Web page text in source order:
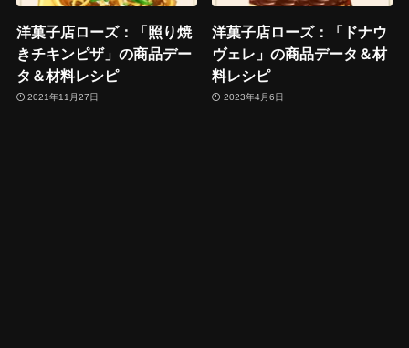
洋菓子店ローズ：「照り焼
きチキンピザ」の商品デー
タ＆材料レシピ
2021年11月27日
洋菓子店ローズ：「ドナウ
ヴェレ」の商品データ＆材
料レシピ
2023年4月6日